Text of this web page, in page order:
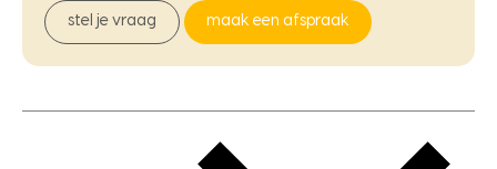
stel je vraag maak een afspraak